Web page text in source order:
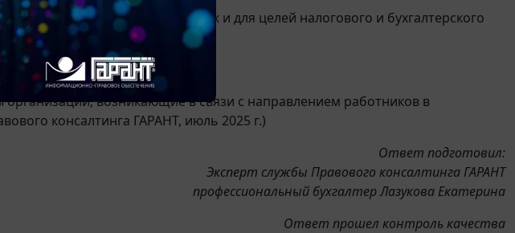
расходов работнику, так и для целей налогового и бухгалтерского
организации, возникающие в связи с направлением работников в
консалтинга ГАРАНТ, июль 2025 г.)
Ответ подготовил:
Эксперт службы Правового консалтинга ГАРАНТ
профессиональный бухгалтер Лазукова Екатерина
Ответ прошел контроль качества